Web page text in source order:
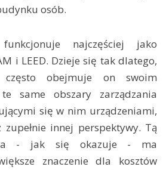
osób.
najczęściej jako
i LEED. Dzieje się tak dlatego,
obejmuje on swoim
te same obszary zarządzania
się w nim urządzeniami,
innej perspektywy. Tą
- jak się okazuje - ma
znaczenie dla kosztów